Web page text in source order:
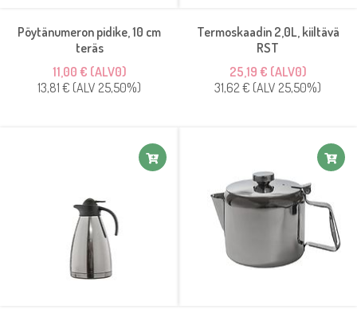
Pöytänumeron pidike, 10 cm
teräs
11,00 € (ALV0)
13,81 € (ALV 25,50%)
Termoskaadin 2,0L, kiiltävä
RST
25,19 € (ALV0)
31,62 € (ALV 25,50%)